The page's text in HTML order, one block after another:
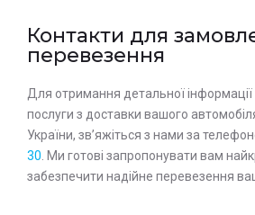
Контакти для
перевезення
Для отримання детальної
послуги з доставки вашого
України, зв’яжіться з нами за
30 . Ми готові запропонувати вам
забезпечити надійне перевезення